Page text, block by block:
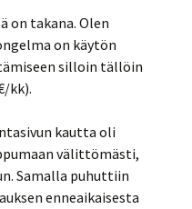
on takana. Olen
on käytön
silloin tällöin
kk).
kautta oli
välittömästi,
Samalla puhuttiin
enneaikaisesta